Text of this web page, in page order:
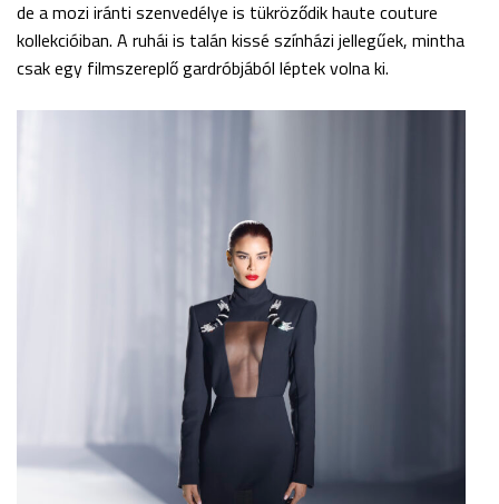
de a mozi iránti szenvedélye is tükröződik haute couture
kollekcióiban. A ruhái is talán kissé színházi jellegűek, mintha
csak egy filmszereplő gardróbjából léptek volna ki.